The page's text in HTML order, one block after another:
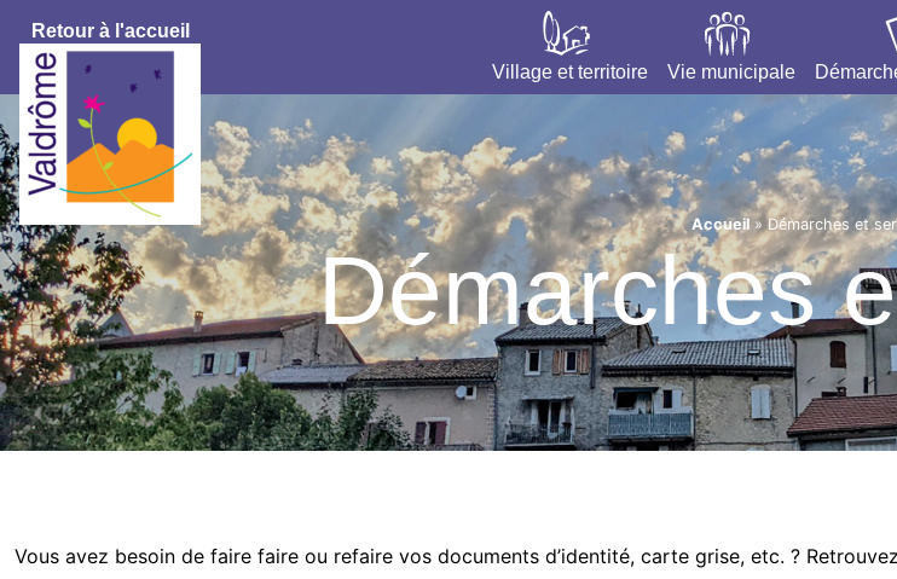
Retour à l'accueil
Village et territoire
Vie municipale
Accueil»Démarches et
Démarches
Vous avez besoin de faire faire ou refaire vos documents d’identité, carte grise, etc. ?